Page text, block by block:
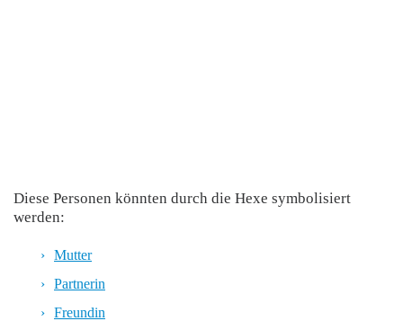
Diese Personen könnten durch die Hexe symbolisiert
werden:
Mutter
Partnerin
Freundin